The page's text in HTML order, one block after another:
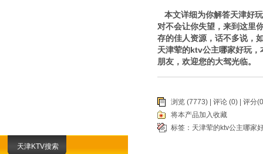
天津KTV搜索
本文详细为你解答天津好
对不会让你失望，来到这里
存的佳人资源，话不多说，
天津荤的ktv公主哪家好玩，
朋友，欢迎您的大驾光临。
浏览 (7773) | 评论 (0) | 评分
将本产品加入收藏
标签： 天津荤的ktv公主哪家